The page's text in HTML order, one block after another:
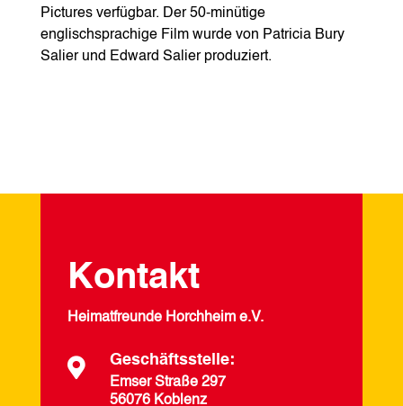
Pictures verfügbar. Der 50-minütige
englischsprachige Film wurde von Patricia Bury
Salier und Edward Salier produziert.
Kontakt
Heimatfreunde Horchheim e.V.
 Geschäftsstelle:
Emser Straße 297
56076 Koblenz